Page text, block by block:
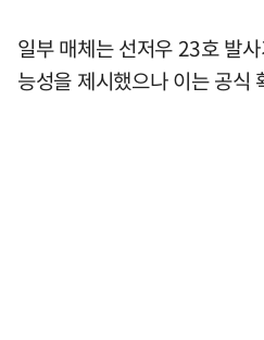
일부 매체는 선저우 23호 발
능성을 제시했으나 이는 공식